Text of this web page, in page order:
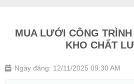
MUA LƯỚI CÔNG
KHO CHẤT
Ngày đăng: 12/11/2025 09:30 AM